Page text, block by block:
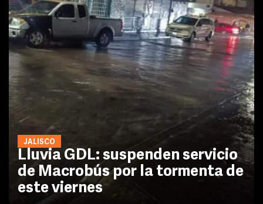
JALISCO
Lluvia GDL: suspenden servicio
de Macrobús por la tormenta de
este viernes